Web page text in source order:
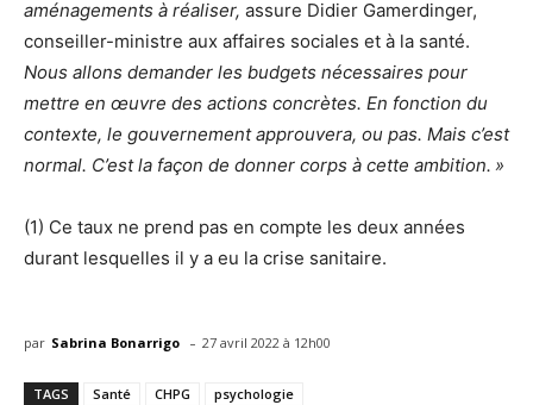
aménagements à réaliser, assure Didier Gamerdinger,
conseiller-ministre aux affaires sociales et à la santé.
Nous allons demander les budgets nécessaires pour
mettre en œuvre des actions concrètes. En fonction du
contexte, le gouvernement approuvera, ou pas. Mais c’est
normal. C’est la façon de donner corps à cette ambition. »
(1) Ce taux ne prend pas en compte les deux années
durant lesquelles il y a eu la crise sanitaire.
par Sabrina Bonarrigo - 27 avril 2022 à 12h00
TAGS Santé CHPG psychologie